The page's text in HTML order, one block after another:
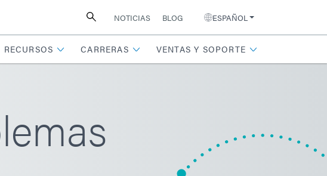
NOTICIAS BLOG ESPAÑOL
RECURSOS CARRERAS VENTAS Y SOPORTE